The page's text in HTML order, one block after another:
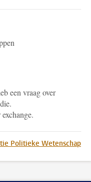
een vraag over
Politieke Wetenschap